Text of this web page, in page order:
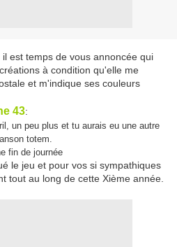
temps de vous annoncée qui
à condition qu'elle me
et m'indique ses couleurs
43:
un peu plus et tu aurais eu une autre
totem.
fin de journée
jeu et pour vos si sympathiques
tout au long de cette Xième année.